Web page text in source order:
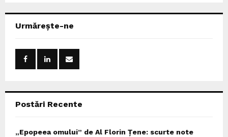
h
Urmărește-ne
Postări Recente
„Epopeea omului” de Al Florin Țene: scurte note